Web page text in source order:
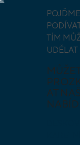
TÍM
UDĚLAT
AT